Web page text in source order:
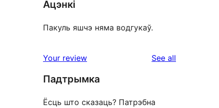
Ацэнкі
Пакуль яшчэ няма водгукаў.
Your review See all
Падтрымка
Ёсць што сказаць? Патрэбна